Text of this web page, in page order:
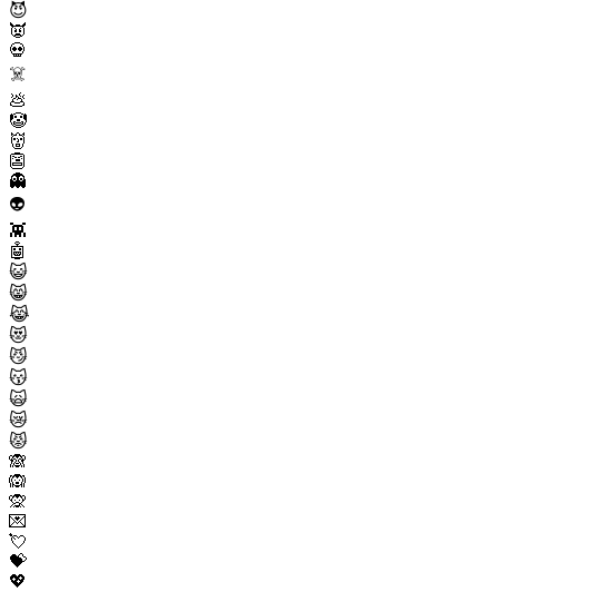
😈
👿
💀
☠️
💩
🤡
👹
👺
👻
👽
👾
🤖
😺
😸
😹
😻
😼
😽
🙀
😿
😾
🙈
🙉
🙊
💌
💘
💝
💖